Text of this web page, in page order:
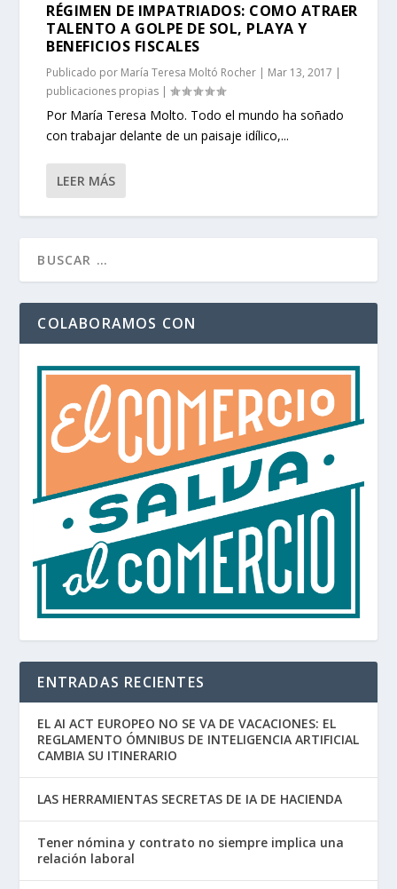
RÉGIMEN DE IMPATRIADOS: COMO ATRAER
TALENTO A GOLPE DE SOL, PLAYA Y
BENEFICIOS FISCALES
Publicado por María Teresa Moltó Rocher | Mar 13, 2017 |
publicaciones propias |
Por María Teresa Molto. Todo el mundo ha soñado
con trabajar delante de un paisaje idílico,...
LEER MÁS
COLABORAMOS CON
ENTRADAS RECIENTES
EL AI ACT EUROPEO NO SE VA DE VACACIONES: EL
REGLAMENTO ÓMNIBUS DE INTELIGENCIA ARTIFICIAL
CAMBIA SU ITINERARIO
LAS HERRAMIENTAS SECRETAS DE IA DE HACIENDA
Tener nómina y contrato no siempre implica una
relación laboral